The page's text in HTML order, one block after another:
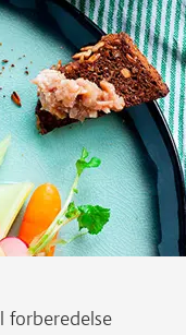
forberedelse